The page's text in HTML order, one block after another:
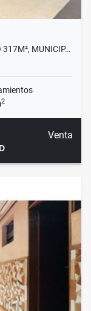
317M², MUNICIP…
2
Venta